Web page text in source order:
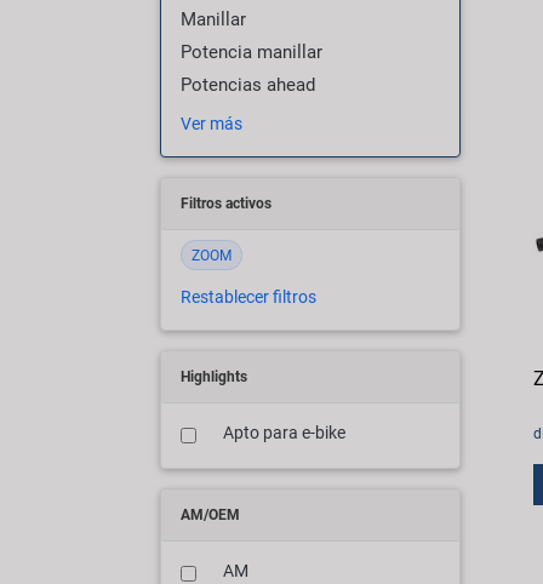
Manillar
Potencia manillar
Potencias ahead
Ver más
Filtros activos
ZOOM
Restablecer filtros
Highlights
Apto para e-bike
AM/OEM
AM